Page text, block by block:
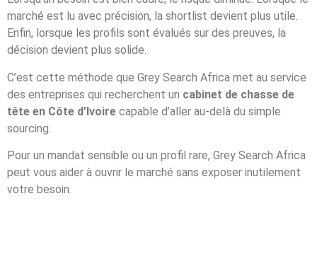
marché est lu avec précision, la shortlist devient plus utile.
Enfin, lorsque les profils sont évalués sur des preuves, la
décision devient plus solide.
C’est cette méthode que Grey Search Africa met au service
des entreprises qui recherchent un cabinet de chasse de
tête en Côte d’Ivoire capable d’aller au-delà du simple
sourcing.
Pour un mandat sensible ou un profil rare, Grey Search Africa
peut vous aider à ouvrir le marché sans exposer inutilement
votre besoin.